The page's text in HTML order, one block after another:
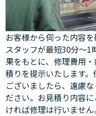
お客様から伺った内容
スタッフが最短30分～1
果をもとに、修理費用
積りを提示いたします
ございましたら、遠慮
ださい。お見積り内容
ければ修理は行いません